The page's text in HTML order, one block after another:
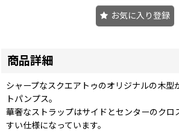
お気に入り登録
商品詳細
シャープなスクエアトゥのオリジナルの木型
トパンプス。
華奢なストラップはサイドとセンターのクロ
すい仕様になっています。